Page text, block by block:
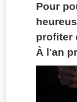
Pour
profiter
À l'an